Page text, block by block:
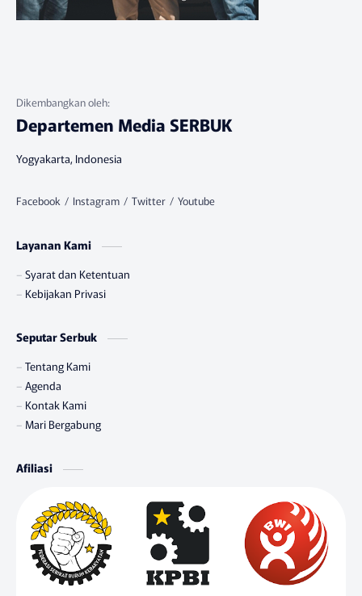
Departemen Media SERBUK
Yogyakarta, Indonesia
Layanan Kami
Syarat dan Ketentuan
Kebijakan Privasi
Seputar Serbuk
Tentang Kami
Agenda
Kontak Kami
Mari Bergabung
Afiliasi